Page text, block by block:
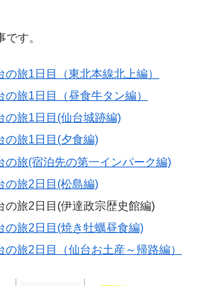
す。
旅1日目（東北本線北上編）
旅1日目（昼食牛タン編）
の旅1日目(仙台城跡編)
の旅1日目(夕食編)
の旅(宿泊先の第一インパーク編)
の旅2日目(松島編)
の旅2日目(伊達政宗歴史館編)
の旅2日目(焼き牡蠣昼食編)
の旅2日目（仙台お土産～帰路編）